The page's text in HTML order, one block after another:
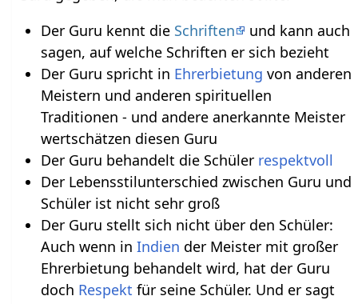
Der Guru kennt die Schriften
und kann auch
sagen, auf welche Schriften er sich bezieht
Der Guru spricht in Ehrerbietung von anderen
Meistern und anderen spirituellen
Traditionen - und andere anerkannte Meister
wertschätzen diesen Guru
Der Guru behandelt die Schüler respektvoll
Der Lebensstilunterschied zwischen Guru und
Schüler ist nicht sehr groß
Der Guru stellt sich nicht über den Schüler:
Auch wenn in Indien der Meister mit großer
Ehrerbietung behandelt wird, hat der Guru
doch Respekt für seine Schüler. Und er sagt